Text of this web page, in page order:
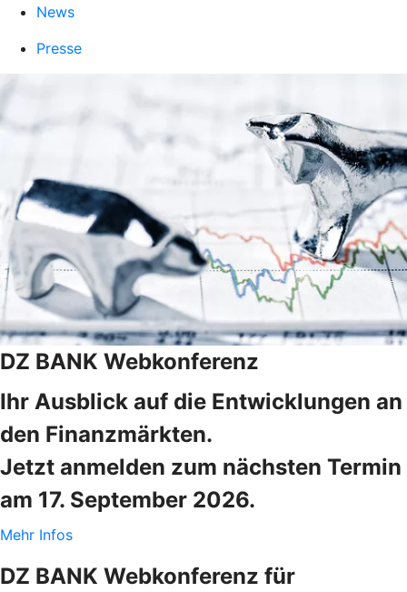
News
Presse
DZ BANK Webkonferenz
Ihr Ausblick auf die Entwicklungen an
den Finanzmärkten.
Jetzt anmelden zum nächsten Termin
am 17. September 2026.
Mehr Infos
DZ BANK Webkonferenz für